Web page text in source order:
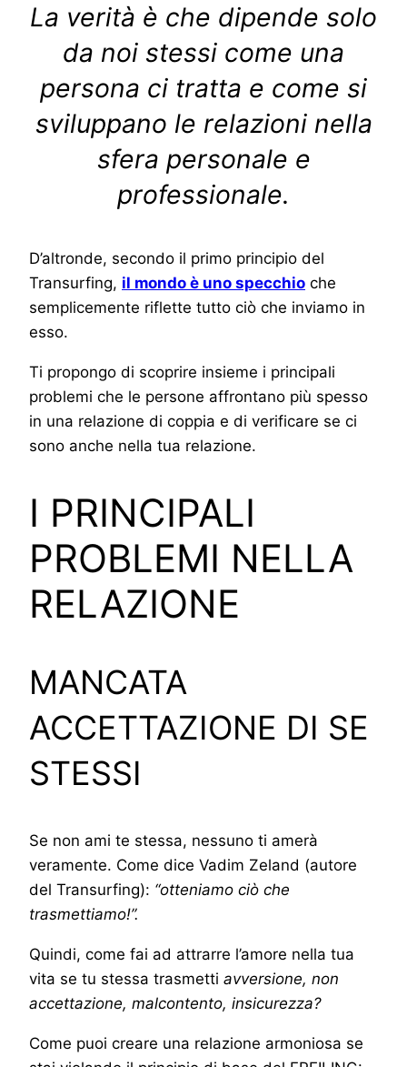
La verità è che dipende solo
da noi stessi come una
persona ci tratta e come si
sviluppano le relazioni nella
sfera personale e
professionale.
D’altronde, secondo il primo principio del
Transurfing, il mondo è uno specchio che
semplicemente riflette tutto ciò che inviamo in
esso.
Ti propongo di scoprire insieme i principali
problemi che le persone affrontano più spesso
in una relazione di coppia e di verificare se ci
sono anche nella tua relazione.
I PRINCIPALI
PROBLEMI NELLA
RELAZIONE
MANCATA
ACCETTAZIONE DI SE
STESSI
Se non ami te stessa, nessuno ti amerà
veramente. Come dice Vadim Zeland (autore
del Transurfing): “otteniamo ciò che
trasmettiamo!”.
Quindi, come fai ad attrarre l’amore nella tua
vita se tu stessa trasmetti avversione, non
accettazione, malcontento, insicurezza?
Come puoi creare una relazione armoniosa se